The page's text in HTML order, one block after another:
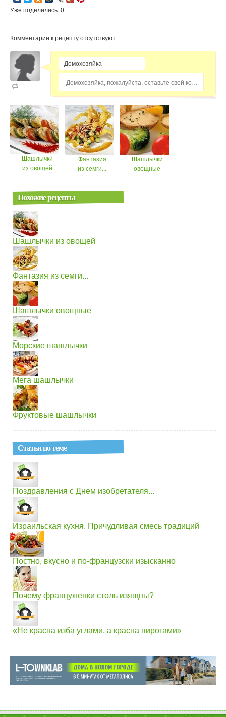
Уже поделились: 0
Комментарии к рецепту отсутствуют
Домохозяйка, пожалуйста, оставьте свой комментарий...
Шашлычки
из овощей
Фантазия
из семги...
Шашлычки
овощные
Похожие рецепты
Шашлычки из овощей
Фантазия из семги...
Шашлычки овощные
Морские шашлычки
Мега шашлычки
Фруктовые шашлычки
Статьи по теме
Поздравления с Днем изобретателя...
Израильская кухня. Причудливая смесь традиций
Постно, вкусно и по-французски изысканно
Почему француженки столь изящны?
«Не красна изба углами, а красна пирогами»